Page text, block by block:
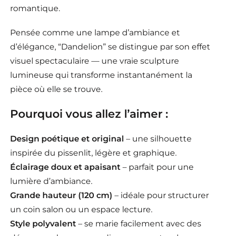
romantique.
Pensée comme une lampe d’ambiance et
d’élégance, “Dandelion” se distingue par son effet
visuel spectaculaire — une vraie sculpture
lumineuse qui transforme instantanément la
pièce où elle se trouve.
Pourquoi vous allez l’aimer :
Design poétique et original – une silhouette
inspirée du pissenlit, légère et graphique.
Éclairage doux et apaisant – parfait pour une
lumière d’ambiance.
Grande hauteur (120 cm) – idéale pour structurer
un coin salon ou un espace lecture.
Style polyvalent – se marie facilement avec des